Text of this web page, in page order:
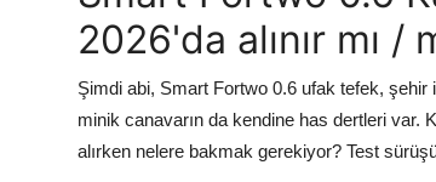
Aydınlatma & Görüş
Şanzıman & Aktarma
Dizel Sistemler
2026'da alınır mı /
Şimdi abi, Smart Fortwo 0.6 ufak tefek, şehir
minik canavarın da kendine has dertleri var.
alırken nelere bakmak gerekiyor? Test